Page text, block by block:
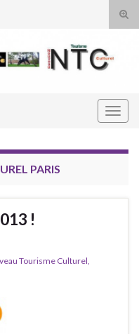
PARIS
!
Tourisme Culturel,